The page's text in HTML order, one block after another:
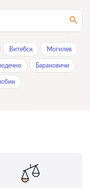
Витебск Могилев
Барановичи